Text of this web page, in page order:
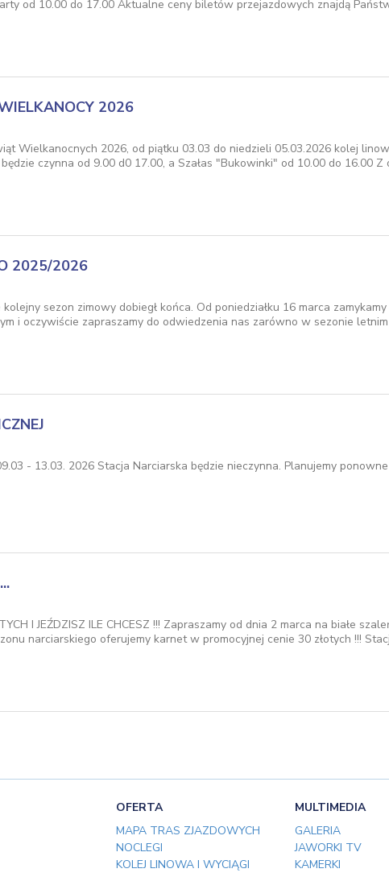
od 10.00 do 17.00 Aktualne ceny biletów przejazdowych znajdą
2026
Wielkanocnych 2026, od piątku 03.03 do niedzieli 05.03.2026 kolej
czynna od 9.00 d0 17.00, a Szałas "Bukowinki" od 10.00 do 16.00 Z
2025/2026
sezon zimowy dobiegł końca. Od poniedziałku 16 marca
i oczywiście zapraszamy do odwiedzenia nas zarówno w sezonie letnim
- 13.03. 2026 Stacja Narciarska będzie nieczynna. Planujemy
I JEŹDZISZ ILE CHCESZ !!! Zapraszamy od dnia 2 marca na białe
narciarskiego oferujemy karnet w promocyjnej cenie 30 złotych !!!
OFERTA
MAPA TRAS ZJAZDOWYCH
NOCLEGI
KOLEJ LINOWA I WYCIĄGI
MULTIMEDIA
GALERIA
JAWORKI TV
KAMERKI